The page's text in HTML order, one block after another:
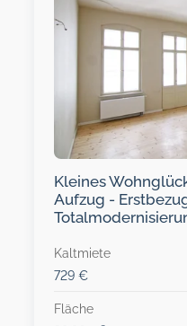
Kleines
Aufzug -
Kaltmiete
729 €
Fläche